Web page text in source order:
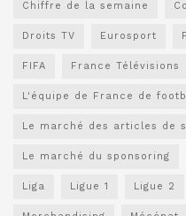
Chiffre de la semaine
Droits TV Eurosport
FIFA France Télévisions
L'équipe de France de
Le marché des articles de
Le marché du sponsoring
Liga Ligue 1 Ligue 2